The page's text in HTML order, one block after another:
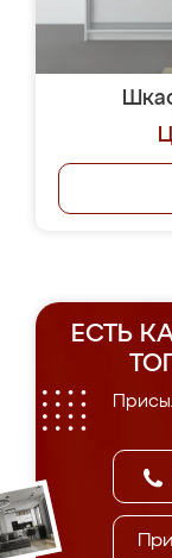
ЕСТЬ